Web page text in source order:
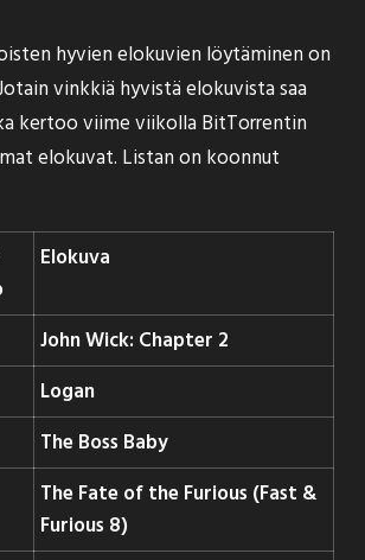
hyvien elokuvien löytäminen on
vinkkiä hyvistä elokuvista saa
kertoo viime viikolla BitTorrentin
elokuvat. Listan on koonnut
Elokuva
John Wick: Chapter 2
Logan
The Boss Baby
The Fate of the Furious (Fast &
Furious 8)